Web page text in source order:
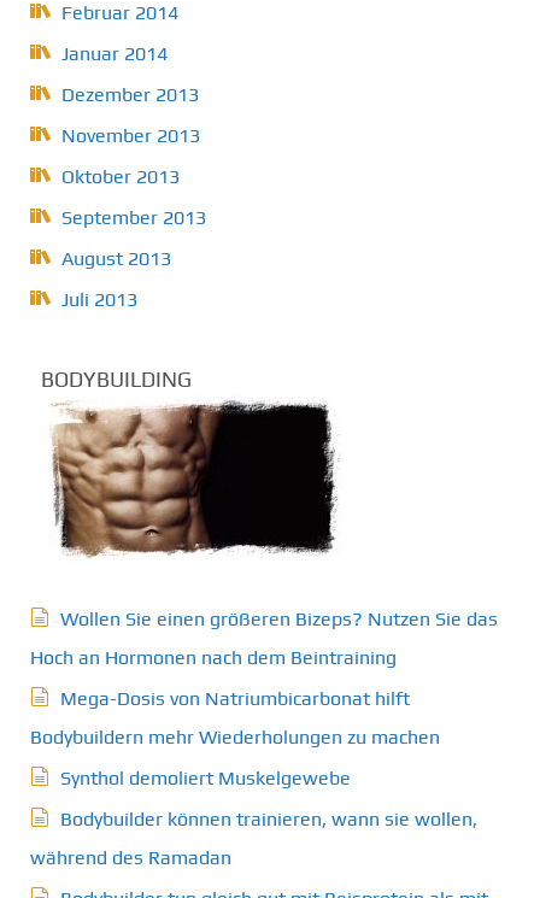
Februar 2014
Januar 2014
Dezember 2013
November 2013
Oktober 2013
September 2013
August 2013
Juli 2013
BODYBUILDING
Wollen Sie einen größeren Bizeps? Nutzen Sie das
Hoch an Hormonen nach dem Beintraining
Mega-Dosis von Natriumbicarbonat hilft
Bodybuildern mehr Wiederholungen zu machen
Synthol demoliert Muskelgewebe
Bodybuilder können trainieren, wann sie wollen,
während des Ramadan